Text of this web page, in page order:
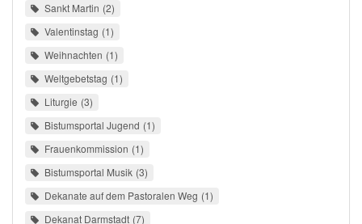
Sankt Martin 2
Valentinstag 1
Weihnachten 1
Weltgebetstag 1
Liturgie 3
Bistumsportal Jugend 1
Frauenkommission 1
Bistumsportal Musik 3
Dekanate auf dem Pastoralen Weg 1
Dekanat Darmstadt 7